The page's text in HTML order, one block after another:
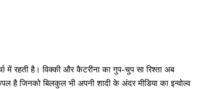
में रहती है। विक्की और कैटरीना का गुप-चुप सा रिश्ता अब
जिनको बिलकुल भी अपनी शादी के अंदर मीडिया का इन्वोल्व